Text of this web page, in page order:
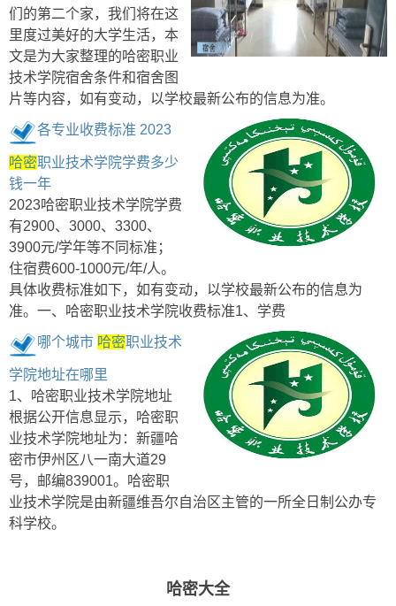
们的第二个家，我们将在这
里度过美好的大学生活，本
文是为大家整理的哈密职业
技术学院宿舍条件和宿舍图
片等内容，如有变动，以学校最新公布的信息为准。
各专业收费标准 2023
哈密职业技术学院学费多少
钱一年
2023哈密职业技术学院学费
有2900、3000、3300、
3900元/学年等不同标准；
住宿费600-1000元/年/人。
具体收费标准如下，如有变动，以学校最新公布的信息为
准。一、哈密职业技术学院收费标准1、学费
哪个城市 哈密职业技术
学院地址在哪里
1、哈密职业技术学院地址
根据公开信息显示，哈密职
业技术学院地址为：新疆哈
密市伊州区八一南大道29
号，邮编839001。哈密职
业技术学院是由新疆维吾尔自治区主管的一所全日制公办专
科学校。
哈密大全